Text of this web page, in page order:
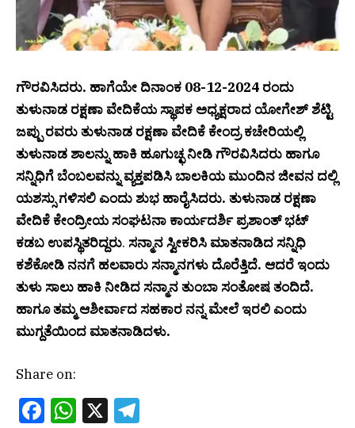
ಗೌರವಿಸಿದರು. ಹಾಗೆಯೇ ದಿನಾಂಕ 08-12-2024 ರಂದು
ತುಳುನಾಡ ರಕ್ಷಣಾ ವೇದಿಕೆಯ ಸ್ಥಾಪಕ ಅಧ್ಯಕ್ಷರಾದ ಯೋಗೇಶ್ ಶೆಟ್ಟಿ
ಜಪ್ಪು ರವರು ತುಳುನಾಡ ರಕ್ಷಣಾ ವೇದಿಕೆ ಕೇಂದ್ರ ಕಚೇರಿಯಲ್ಲಿ
ತುಳುನಾಡ ಶಾಲನ್ನು ಹಾಕಿ ಹೂಗುಚ್ಛ ನೀಡಿ ಗೌರವಿಸಿದರು ಹಾಗೂ
ಸನ್ನಿಧಿಗೆ ಬೆಂಬಲವನ್ನು ವ್ಯಕ್ತಪಡಿಸಿ ಬಾಲಕಿಯ ಮುಂದಿನ ಜೀವನ ದಲ್ಲಿ
ಯಶಸ್ಸು ಗಳಿಸಲಿ ಎಂದು ಶುಭ ಹಾರೈಸಿದರು. ತುಳುನಾಡ ರಕ್ಷಣಾ
ವೇದಿಕೆ ಕೇಂದ್ರೀಯ ಸಂಘಟನಾ ಕಾರ್ಯದರ್ಶಿ ಪ್ರಶಾಂತ್ ಭಟ್
ಕಡಬ ಉಪಸ್ಥಿತರಿದ್ದರು. ಸನ್ಮಾನ ಸ್ವೀಕರಿಸಿ ಮಾತನಾಡಿದ ಸನ್ನಿಧಿ
ಕಶೆಕೋಡಿ ನನಗೆ ಹಲವಾರು ಸನ್ಮಾನಗಳು ದೊರೆತ್ತಿದೆ. ಆದರೆ ಇಂದು
ತುಳು ಸಾಲು ಹಾಕಿ ನೀಡಿದ ಸನ್ಮಾನ ತುಂಬಾ ಸಂತೋಷ ತಂದಿದೆ.
ಹಾಗೂ ತಮ್ಮ ಆಶೀರ್ವಾದ ಸಹಕಾರ ನನ್ನ ಮೇಲೆ ಇರಲಿ ಎಂದು
ಮುಗ್ದತೆಯಿಂದ ಮಾತನಾಡಿದಳು.
Share on:
Facebook
WhatsApp
X